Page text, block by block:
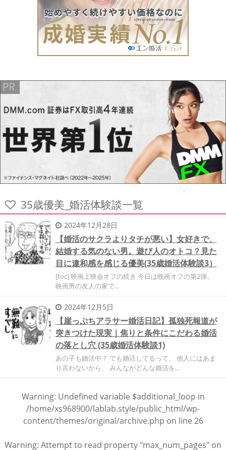
35歳優美_婚活体験談一覧
2024年12月28日
【婚活のサクラよりタチが悪い】女好きで、
結婚する気のない男。遊び人のオトコ？見た
目に違和感を感じる優美(35歳婚活体験談3）
[toc] 映画上映会オフの続き 今日は映画オフの第2弾。
映画男の友人の家で...
2024年12月5日
【崖っぷちアラサー婚活日記】孤独死報道が
突きつけた現実｜焦りと条件にこだわる婚活
の落とし穴 (35歳婚活体験談1)
あの子も婚活中？ でも婚活してるって、 他人にはあま
り言わないから、 みんながどんな婚活を...
Warning: Undefined variable $additional_loop in
/home/xs968900/lablab.style/public_html/wp-
content/themes/original/archive.php on line 26
Warning: Attempt to read property "max_num_pages" on